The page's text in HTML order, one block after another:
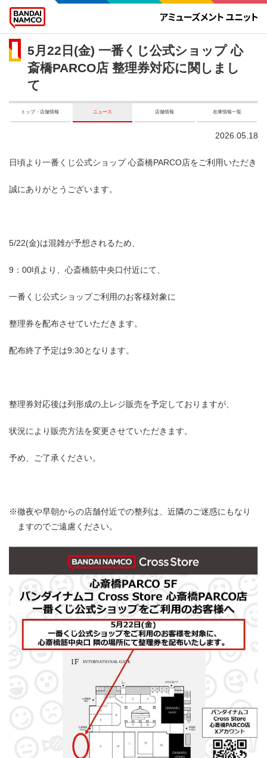
5月22日(金) 一番くじ公式ショップ 心
斎橋PARCO店 整理券対応に関しまし
て
トップ・店舗情報 ニュース 店舗情報 在庫情報一覧
2026.05.18
日頃より一番くじ公式ショップ 心斎橋PARCO店をご利用いただき
誠にありがとうございます。
5/22(金)は混雑が予想されるため、
9：00頃より、心斎橋筋中央口付近にて、
一番くじ公式ショップご利用のお客様対象に
整理券を配布させていただきます。
配布終了予定は9:30となります。
整理券対応後は列形成の上レジ販売を予定しておりますが、
状況により販売方法を変更させていただきます。
予め、ご了承ください。
※徹夜や早朝からの店舗付近での整列は、近隣のご迷惑にもなり
ますのでご遠慮ください。